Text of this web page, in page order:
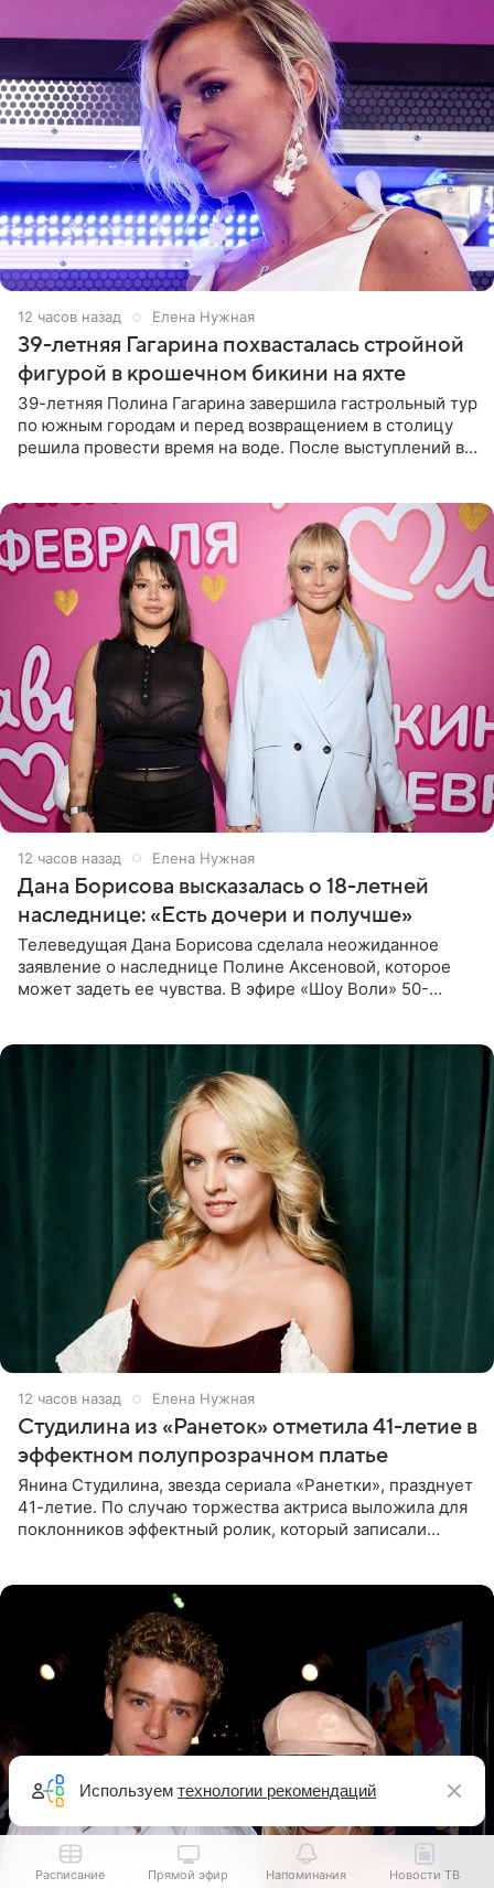
12 часов назад Елена Нужная
39-летняя Гагарина похвасталась стройной
фигурой в крошечном бикини на яхте
39-летняя Полина Гагарина завершила гастрольный тур
по южным городам и перед возвращением в столицу
решила провести время на воде. После выступлений в
12 часов назад Елена Нужная
Дана Борисова высказалась о 18-летней
наследнице: «Есть дочери и получше»
Телеведущая Дана Борисова сделала неожиданное
заявление о наследнице Полине Аксеновой, которое
может задеть ее чувства. В эфире «Шоу Воли» 50-
12 часов назад Елена Нужная
Студилина из «Ранеток» отметила 41-летие в
эффектном полупрозрачном платье
Янина Студилина, звезда сериала «Ранетки», празднует
41-летие. По случаю торжества актриса выложила для
поклонников эффектный ролик, который записали
Расписание Прямой эфир Напоминания Новости ТВ
Используем технологии рекомендаций